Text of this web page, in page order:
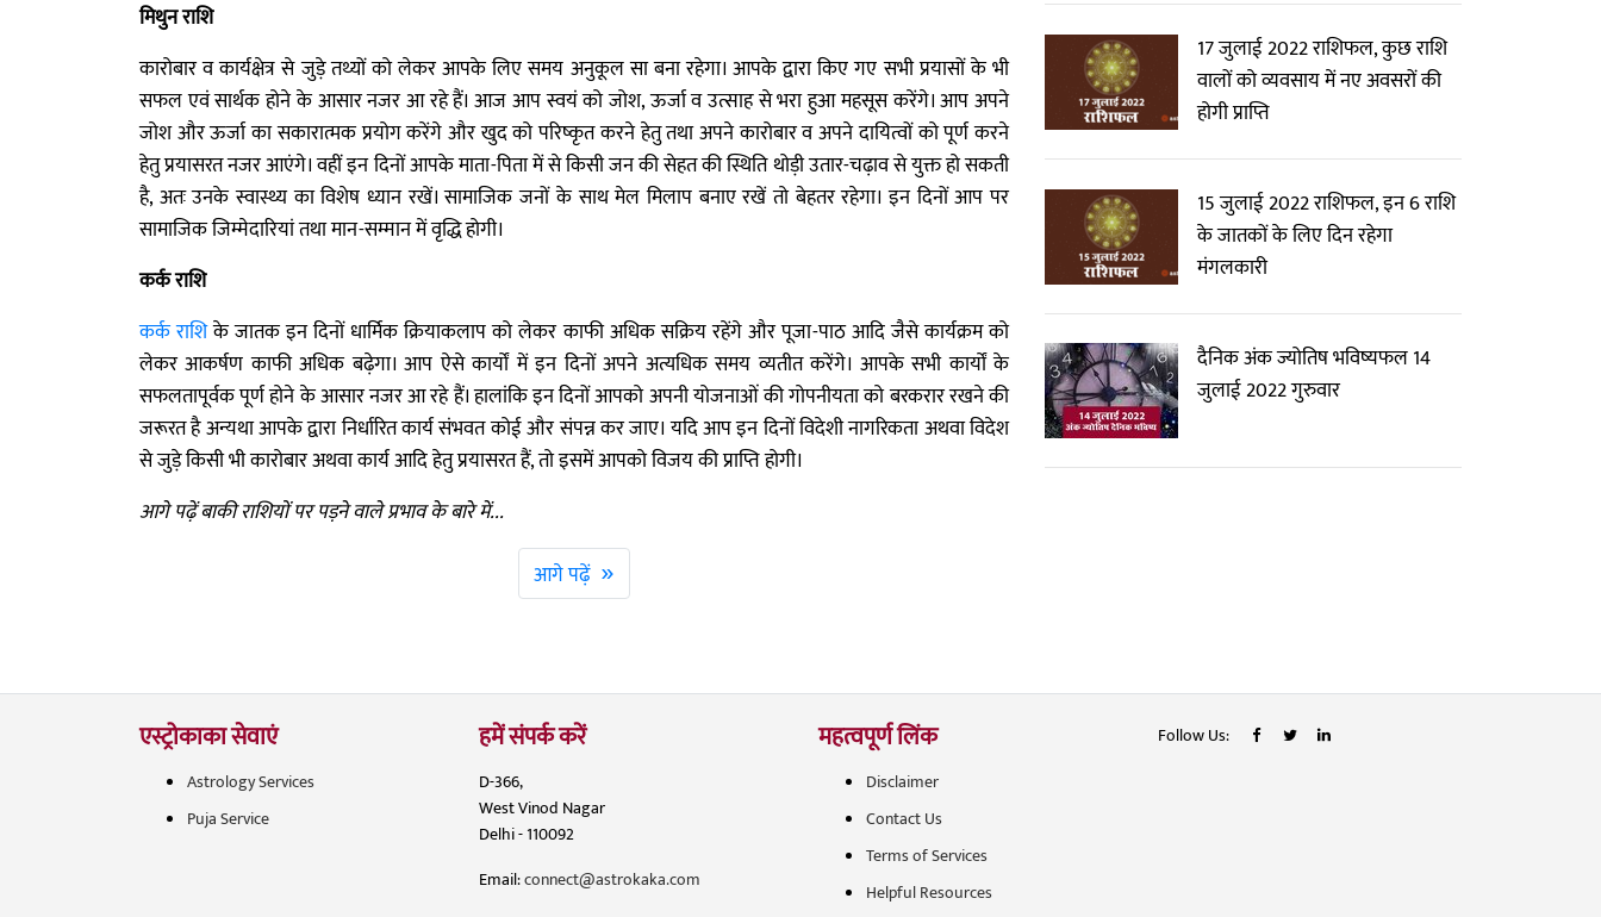
मिथुन राशि
कारोबार व कार्यक्षेत्र से जुड़े तथ्यों को लेकर आपके लिए समय अनुकूल सा बना रहेगा। आपके द्वारा किए गए सभी प्रयासों के भी
सफल एवं सार्थक होने के आसार नजर आ रहे हैं। आज आप स्वयं को जोश, ऊर्जा व उत्साह से भरा हुआ महसूस करेंगे। आप अपने
जोश और ऊर्जा का सकारात्मक प्रयोग करेंगे और खुद को परिष्कृत करने हेतु तथा अपने कारोबार व अपने दायित्वों को पूर्ण करने
हेतु प्रयासरत नजर आएंगे। वहीं इन दिनों आपके माता-पिता में से किसी जन की सेहत की स्थिति थोड़ी उतार-चढ़ाव से युक्त हो सकती
है, अतः उनके स्वास्थ्य का विशेष ध्यान रखें। सामाजिक जनों के साथ मेल मिलाप बनाए रखें तो बेहतर रहेगा। इन दिनों आप पर
सामाजिक जिम्मेदारियां तथा मान-सम्मान में वृद्धि होगी।
कर्क राशि
कर्क राशिके जातक इन दिनों धार्मिक क्रियाकलाप को लेकर काफी अधिक सक्रिय रहेंगे और पूजा-पाठ आदि जैसे कार्यक्रम को
लेकर आकर्षण काफी अधिक बढ़ेगा। आप ऐसे कार्यों में इन दिनों अपने अत्यधिक समय व्यतीत करेंगे। आपके सभी कार्यों के
सफलतापूर्वक पूर्ण होने के आसार नजर आ रहे हैं। हालांकि इन दिनों आपको अपनी योजनाओं की गोपनीयता को बरकरार रखने की
जरूरत है अन्यथा आपके द्वारा निर्धारित कार्य संभवत कोई और संपन्न कर जाए। यदि आप इन दिनों विदेशी नागरिकता अथवा विदेश
से जुड़े किसी भी कारोबार अथवा कार्य आदि हेतु प्रयासरत हैं, तो इसमें आपको विजय की प्राप्ति होगी।
आगे पढ़ें बाकी राशियों पर पड़ने वाले प्रभाव के बारे में...
आगे पढ़ें »
17 जुलाई 2022 राशिफल, कुछ राशि
वालों को व्यवसाय में नए अवसरों की
होगी प्राप्ति
15 जुलाई 2022 राशिफल, इन 6 राशि
के जातकों के लिए दिन रहेगा
मंगलकारी
दैनिक अंक ज्योतिष भविष्यफल 14
जुलाई 2022 गुरुवार
एस्ट्रोकाका सेवाएं
Astrology Services
Puja Service
हमें संपर्क करें
D-366,
West Vinod Nagar
Delhi - 110092
Email:connect@astrokaka.com
महत्वपूर्ण लिंक
Disclaimer
Contact Us
Terms of Services
Helpful Resources
Follow Us: